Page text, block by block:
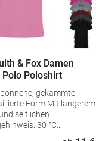
& Fox Damen
Poloshirt
gekämmte
seitlichen
30 °C